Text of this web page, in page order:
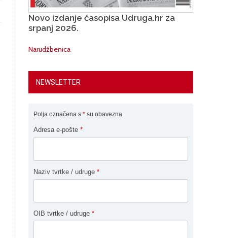
Novo izdanje časopisa Udruga.hr za
srpanj 2026.
Narudžbenica
NEWSLETTER
Polja označena s * su obavezna
Adresa e-pošte *
Naziv tvrtke / udruge *
OIB tvrtke / udruge *